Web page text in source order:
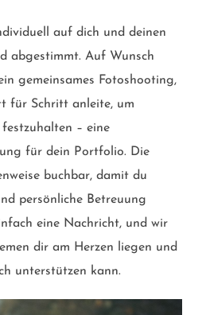
auf dich und deinen
abgestimmt. Auf Wunsch
gemeinsames Fotoshooting,
für Schritt anleite, um
– eine
für dein Portfolio. Die
buchbar, damit du
persönliche Betreuung
eine Nachricht, und wir
dir am Herzen liegen und
unterstützen kann.